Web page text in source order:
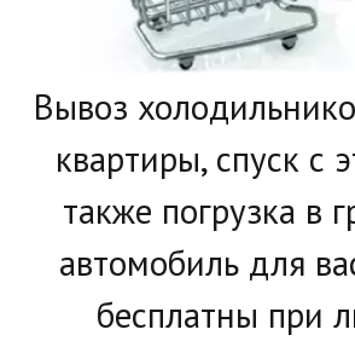
Вывоз
квартиры, спуск с
также погрузка в
автомобиль для
бесплатны при